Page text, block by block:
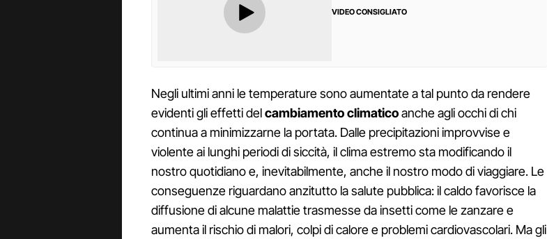
VIDEO CONSIGLIATO
Negli ultimi anni le temperature sono aumentate a tal punto da rendere
evidenti gli effetti delcambiamento climaticoanche agli occhi di chi
continua a minimizzarne la portata. Dalle precipitazioni improvvise e
violente ai lunghi periodi di siccità, il clima estremo sta modificando il
nostro quotidiano e, inevitabilmente, anche il nostro modo di viaggiare. Le
conseguenze riguardano anzitutto la salute pubblica: il caldo favorisce la
diffusione di alcune malattie trasmesse da insetti come le zanzare e
aumenta il rischio di malori, colpi di calore e problemi cardiovascolari. Ma gli